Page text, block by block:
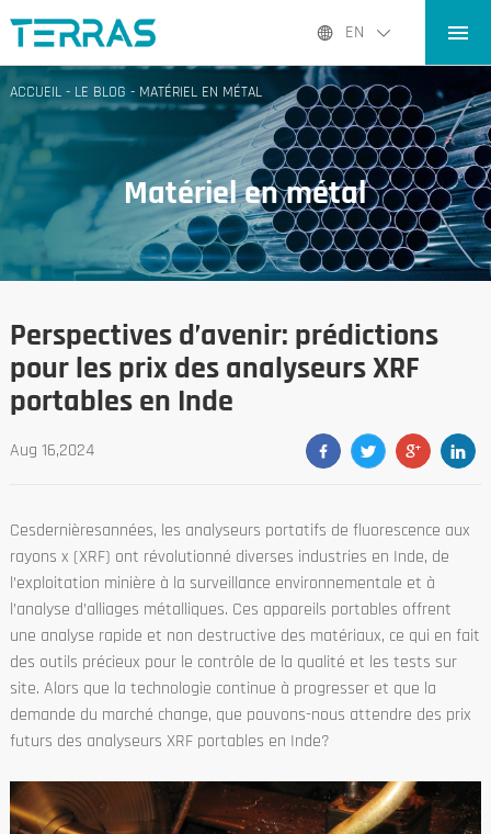
EN
ACCUEIL
PRODUITS PRODUITS
APPLICATIONS
LE BLOG
À PROPOS DE NOUS
CONTACT CONTACT
ACCUEIL- LE BLOG - MATÉRIEL EN MÉTAL
Matériel en métal
Perspectives d’avenir: prédictions
pour les prix des analyseurs XRF
portables en Inde
Aug 16,2024
Cesdernièresannées, les analyseurs portatifs de fluorescence aux
rayons x (XRF) ont révolutionné diverses industries en Inde, de
l’exploitation minière à la surveillance environnementale et à
l’analyse d’alliages métalliques. Ces appareils portables offrent
une analyse rapide et non destructive des matériaux, ce qui en fait
des outils précieux pour le contrôle de la qualité et les tests sur
site. Alors que la technologie continue à progresser et que la
demande du marché change, que pouvons-nous attendre des prix
futurs des analyseurs XRF portables en Inde?